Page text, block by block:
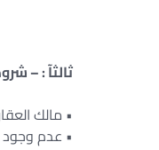
ثالثآ : –
• مالك
• عدم